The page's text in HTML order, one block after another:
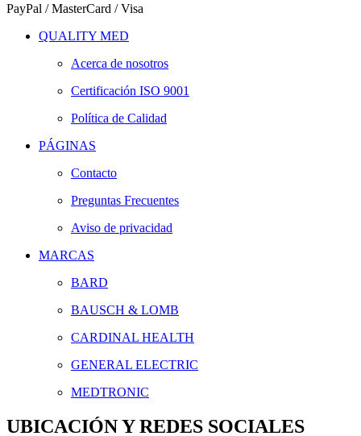
PayPal / MasterCard / Visa
QUALITY MED
Acerca de nosotros
Certificación ISO 9001
Política de Calidad
PÁGINAS
Contacto
Preguntas Frecuentes
Aviso de privacidad
MARCAS
BARD
BAUSCH & LOMB
CARDINAL HEALTH
GENERAL ELECTRIC
MEDTRONIC
UBICACIÓN Y REDES SOCIALES